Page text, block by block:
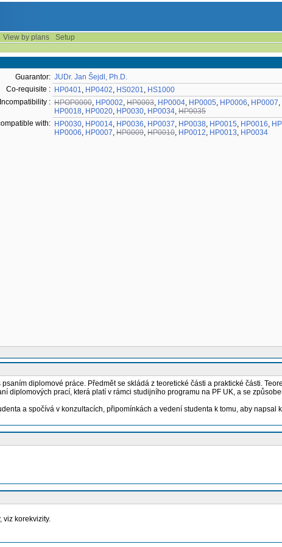
View by plans
Setup
Guarantor: JUDr. Jan Šejdl, Ph.D.
Co-requisite : HP0401, HP0402, HS0201, HS1000
Incompatibility : HPOP0000, HP0002, HP0003, HP0004, HP0005, HP0006, HP0007,
HP0018, HP0020, HP0030, HP0034, HP0035
with: HP0030, HP0014, HP0036, HP0037, HP0038, HP0015, HP0016,
HP0006, HP0007, HP0009, HP0010, HP0012, HP0013, HP0034
diplomové práce. Předmět se skládá z teoretické části a praktické části.
diplomových prací, která platí v rámci studijního programu na PF UK, a se
a spočívá v konzultacích, připomínkách a vedení studenta k tomu, aby napsal
viz korekvizity.